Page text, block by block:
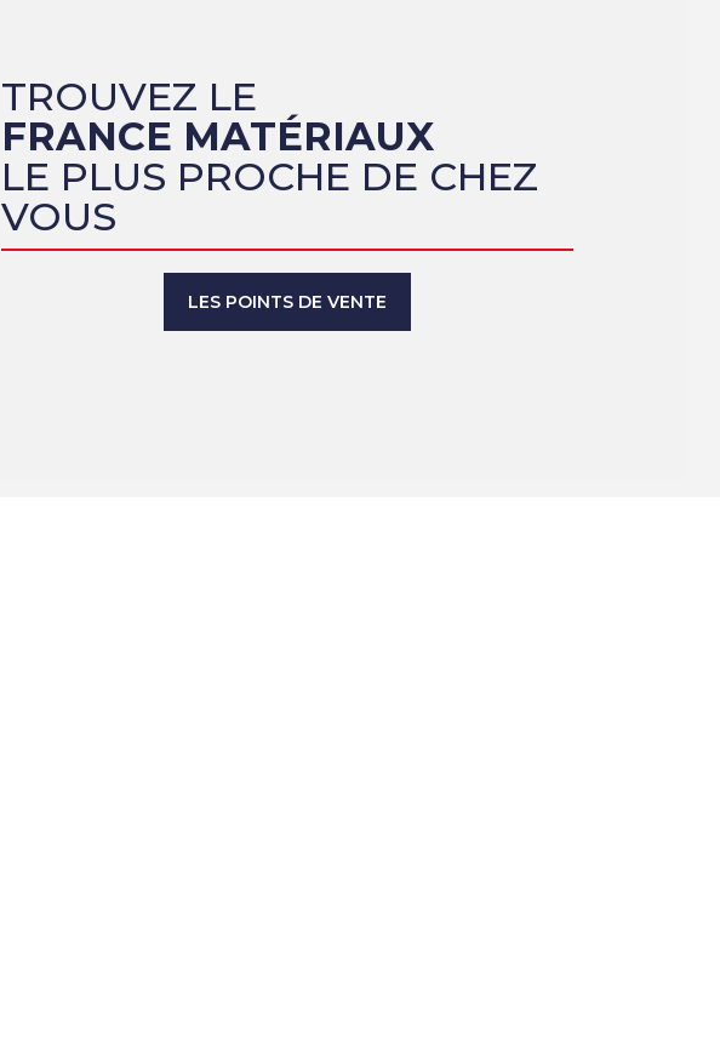
TROUVEZ LE
FRANCE MATÉRIAUX
LE PLUS PROCHE DE CHEZ
VOUS
LES POINTS DE VENTE